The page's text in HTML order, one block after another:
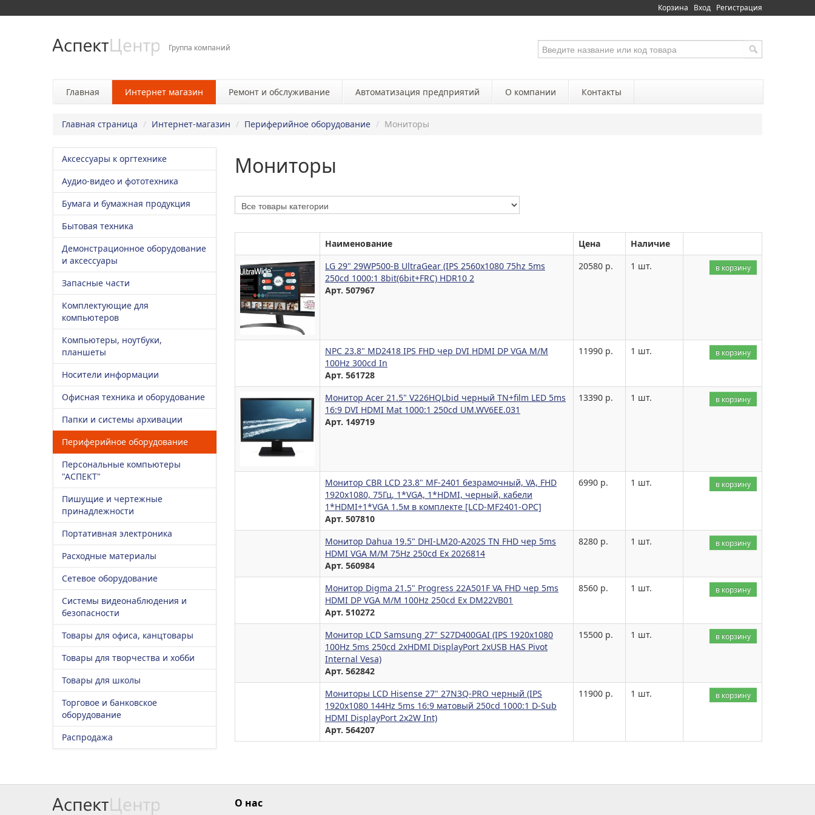
Корзина Вход Регистрация
Группа компаний
Главная Интернет магазин Ремонт и обслуживание Автоматизация предприятий О компании Контакты
Главная страница / Интернет-магазин / Периферийное оборудование / Мониторы
Аксессуары к оргтехнике
Аудио-видео и фототехника
Бумага и бумажная продукция
Бытовая техника
Демонстрационное оборудование
и аксессуары
Запасные части
Комплектующие для
компьютеров
Компьютеры, ноутбуки,
планшеты
Носители информации
Офисная техника и оборудование
Папки и системы архивации
Периферийное оборудование
Персональные компьютеры
"АСПЕКТ"
Пишущие и чертежные
принадлежности
Портативная электроника
Расходные материалы
Сетевое оборудование
Системы видеонаблюдения и
безопасности
Товары для офиса, канцтовары
Товары для творчества и хобби
Товары для школы
Торговое и банковское
оборудование
Распродажа
Мониторы
Наименование Цена
Наличие
LG 29" 29WP500-B UltraGear (IPS 2560x1080 75hz 5ms
250cd 1000:1 8bit(6bit+FRC) HDR10 2
Арт. 507967
20580 р. 1 шт. в корзину
NPC 23.8" MD2418 IPS FHD чер DVI HDMI DP VGA M/M
100Hz 300cd In
Арт. 561728
11990 р. 1 шт. в корзину
Монитор Acer 21.5" V226HQLbid черный TN+film LED 5ms
16:9 DVI HDMI Mat 1000:1 250cd UM.WV6EE.031
Арт. 149719
13390 р. 1 шт. в корзину
Монитор CBR LCD 23.8" MF-2401 безрамочный, VA, FHD
1920x1080, 75Гц, 1*VGA, 1*HDMI, черный, кабели
1*HDMI+1*VGA 1.5м в комплекте [LCD-MF2401-OPC]
Арт. 507810
6990 р. 1 шт. в корзину
Монитор Dahua 19.5" DHI-LM20-A202S TN FHD чер 5ms
HDMI VGA M/M 75Hz 250cd Ex 2026814
Арт. 560984
8280 р. 1 шт. в корзину
Монитор Digma 21.5" Progress 22A501F VA FHD чер 5ms
HDMI DP VGA M/M 100Hz 250cd Ex DM22VB01
Арт. 510272
8560 р. 1 шт. в корзину
Монитор LCD Samsung 27" S27D400GAI (IPS 1920x1080
100Hz 5ms 250cd 2xHDMI DisplayPort 2xUSB HAS Pivot
Internal Vesa)
Арт. 562842
15500 р. 1 шт. в корзину
Мониторы LCD Hisense 27" 27N3Q-PRO черный (IPS
1920x1080 144Hz 5ms 16:9 матовый 250cd 1000:1 D-Sub
HDMI DisplayPort 2x2W Int)
Арт. 564207
11900 р. 1 шт. в корзину
О нас